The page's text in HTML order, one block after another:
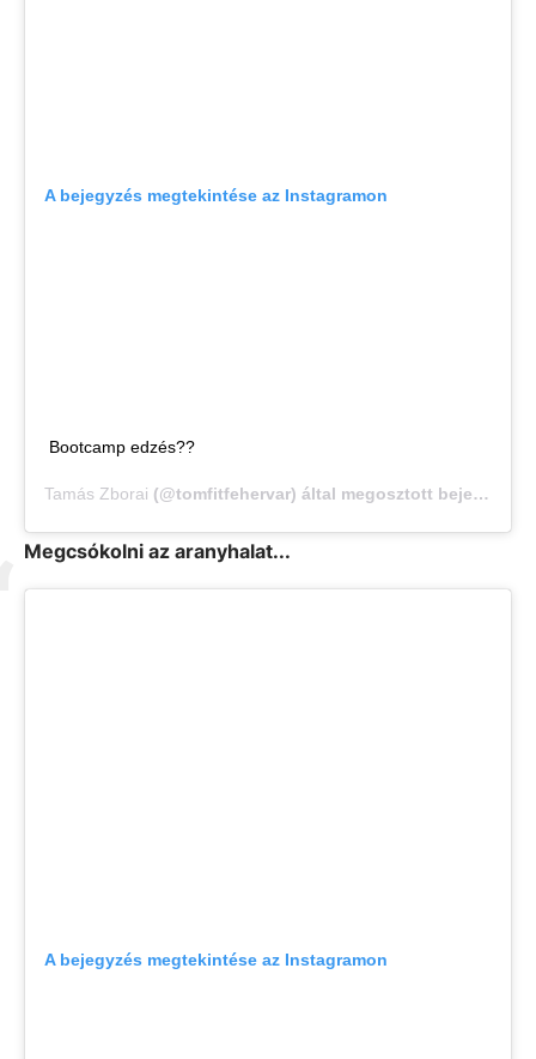
A bejegyzés megtekintése az Instagramon
Bootcamp edzés??
Tamás Zborai (@tomfitfehervar) által megosztott bejegyzés,
Megcsókolni az aranyhalat...
A bejegyzés megtekintése az Instagramon